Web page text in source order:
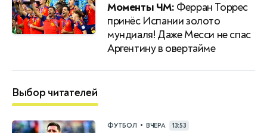
Моменты ЧМ: Ферран Торрес
принёс Испании золото
мундиаля! Даже Месси не спас
Аргентину в овертайме
Выбор читателей
ФУТБОЛ • ВЧЕРА 13:53